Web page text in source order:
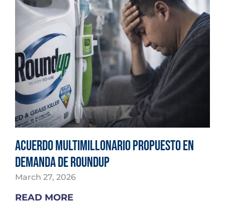
Acuerdo multimillonario propuesto en
demanda de Roundup
March 27, 2026
READ MORE